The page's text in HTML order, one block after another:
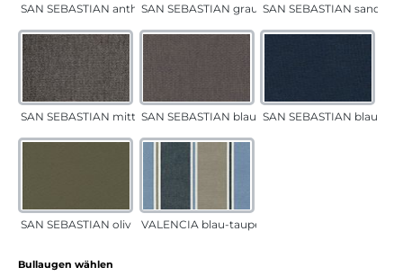
SAN SEBASTIAN anthrazitSAN SEBASTIAN grau-sandSAN SEBASTIAN sand
SAN SEBASTIAN mittelgrauSAN SEBASTIAN blau-sandSAN SEBASTIAN blau
SAN SEBASTIAN oliv VALENCIA blau-taupe
Bullaugen wählen